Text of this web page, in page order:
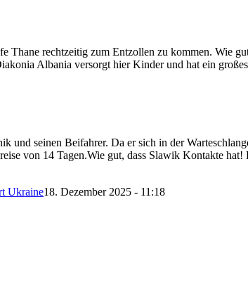
Thane rechtzeitig zum Entzollen zu kommen. Wie
Albania versorgt hier Kinder und hat ein
und seinen Beifahrer. Da er sich in der
von 14 Tagen.Wie gut, dass Slawik Kontakte
Ukraine18. Dezember 2025 - 11:18